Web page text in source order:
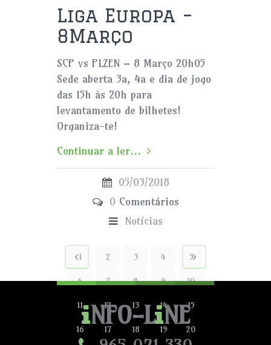
Liga Europa –
8Março
SCP vs PLZEN – 8 Março 20h05
Sede aberta 3a, 4a e dia de jogo
das 15h às 20h para
levantamento de bilhetes!
Organiza-te!
Continuar a ler...
05/03/2018
0 Comentários
Notícias
1 2 3 4 5
6 7 8 9 10
11 12 13 14 15
16 17 18 19 20
NFO-L NE